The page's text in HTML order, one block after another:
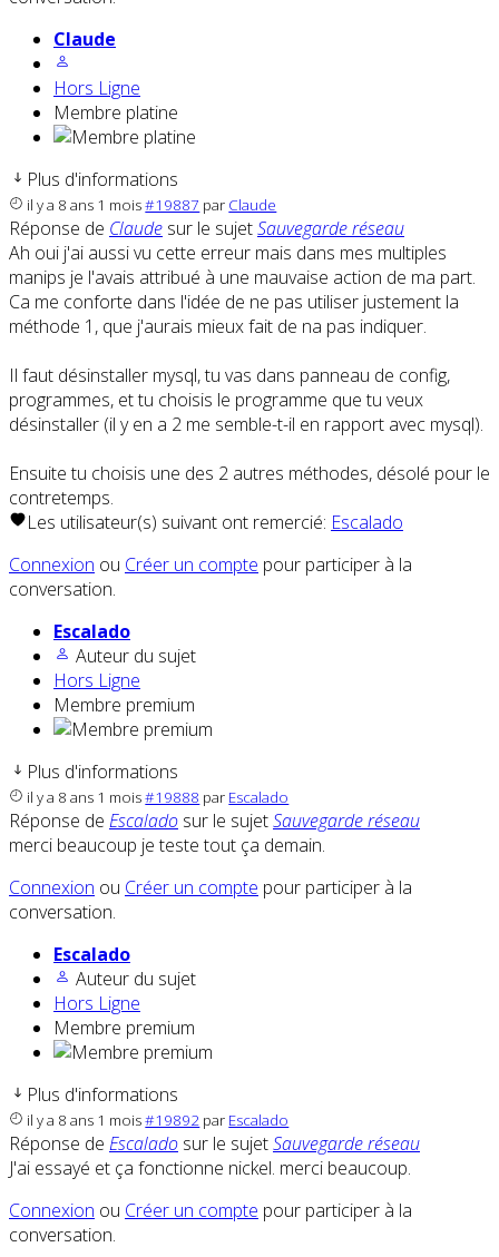
Claude
Hors Ligne
Membre platine
Plus d'informations
il y a 8 ans 1 mois#19887 par Claude
Réponse de Claude sur le sujetSauvegarde réseau
Ah oui j'ai aussi vu cette erreur mais dans mes multiples
manips je l'avais attribué à une mauvaise action de ma part.
Ca me conforte dans l'idée de ne pas utiliser justement la
méthode 1, que j'aurais mieux fait de na pas indiquer.
Il faut désinstaller mysql, tu vas dans panneau de config,
programmes, et tu choisis le programme que tu veux
désinstaller (il y en a 2 me semble-t-il en rapport avec mysql).
Ensuite tu choisis une des 2 autres méthodes, désolé pour le
contretemps.
Les utilisateur(s) suivant ont remercié: Escalado
Connexion ou Créer un compte pour participer à la
conversation.
Escalado
Auteur du sujet
Hors Ligne
Membre premium
Plus d'informations
il y a 8 ans 1 mois#19888 par Escalado
Réponse de Escalado sur le sujetSauvegarde réseau
merci beaucoup je teste tout ça demain.
Connexion ou Créer un compte pour participer à la
conversation.
Escalado
Auteur du sujet
Hors Ligne
Membre premium
Plus d'informations
il y a 8 ans 1 mois#19892 par Escalado
Réponse de Escalado sur le sujetSauvegarde réseau
J'ai essayé et ça fonctionne nickel. merci beaucoup.
Connexion ou Créer un compte pour participer à la
conversation.